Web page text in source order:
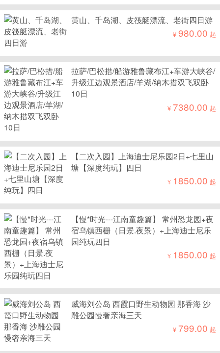
黄山、千岛湖、皮筏艇漂流、老街四日游
¥980.00 起
拉萨/巴松措/船游雅鲁藏布江+车游大峡谷/
升级江边观景酒店/羊湖/纳木措双飞双卧
10日
¥ 7380.00 起
【二次入园】上海迪士尼乐园2日+七里山
塘【深度纯玩】四日
¥ 1850.00 起
【慢*时光---江南童趣篇】 常州恐龙园+夜
宿乌镇西栅（日景.夜景）+上海迪士尼乐
园纯玩四日
¥ 1850.00 起
威海刘公岛 西霞口野生动物园 那香海 沙
雕公园慢奢亲海三天
¥ 799.00 起